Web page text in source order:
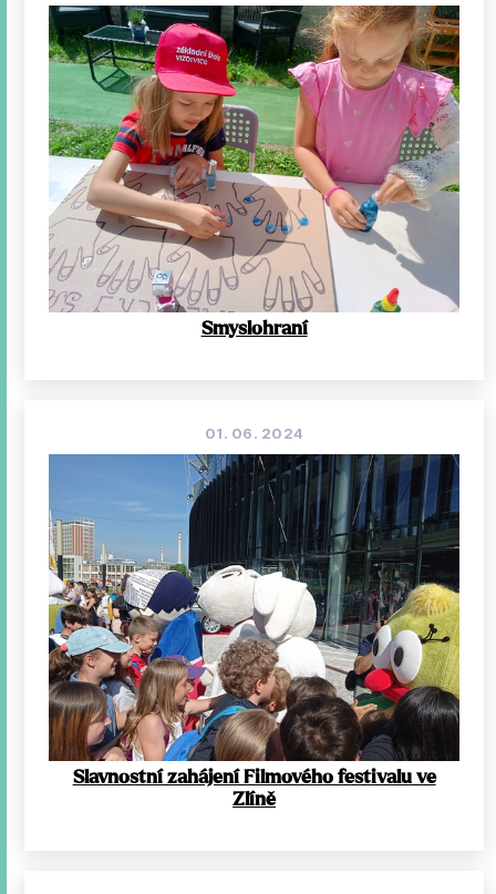
Smyslohraní
01. 06. 2024
Slavnostní zahájení Filmového festivalu ve
Zlíně